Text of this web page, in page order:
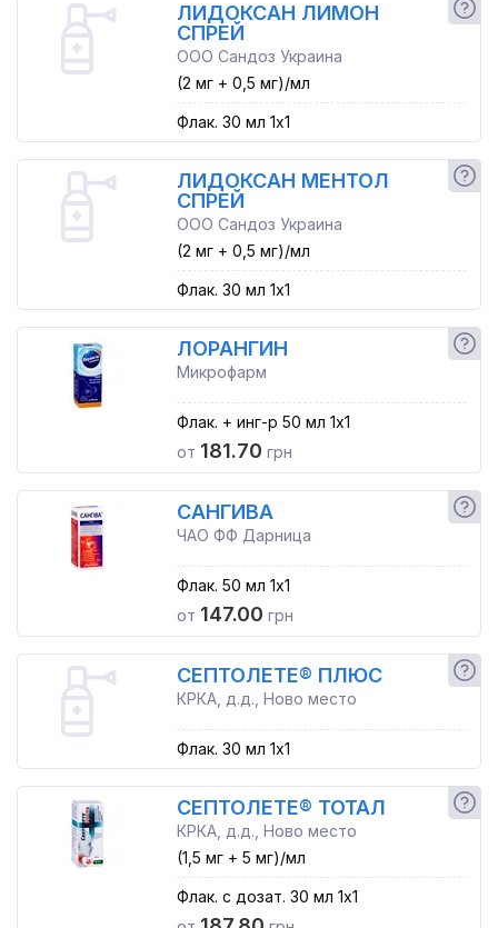
ЛИДОКСАН ЛИМОН
СПРЕЙ
ООО Сандоз Украина
(2 мг + 0,5 мг)/мл
Флак. 30 мл 1x1
ЛИДОКСАН МЕНТОЛ
СПРЕЙ
ООО Сандоз Украина
(2 мг + 0,5 мг)/мл
Флак. 30 мл 1x1
ЛОРАНГИН
Микрофарм
Флак. + инг-р 50 мл 1x1
от 181.70 грн
САНГИВА
ЧАО ФФ Дарница
Флак. 50 мл 1x1
от 147.00 грн
СЕПТОЛЕТЕ® ПЛЮС
КРКА, д.д., Ново место
Флак. 30 мл 1x1
СЕПТОЛЕТЕ® ТОТАЛ
КРКА, д.д., Ново место
(1,5 мг + 5 мг)/мл
Флак. с дозат. 30 мл 1x1